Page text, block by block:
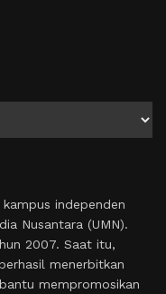
independen
Nusantara (UMN).
2007. Saat itu,
menerbitkan
mempromosikan